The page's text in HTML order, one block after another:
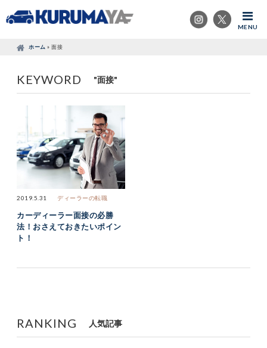
MENU
ホーム » 面接
KEYWORD "面接"
2019.5.31 ディーラーの転職
カーディーラー面接の必勝
法！おさえておきたいポイン
ト！
RANKING 人気記事